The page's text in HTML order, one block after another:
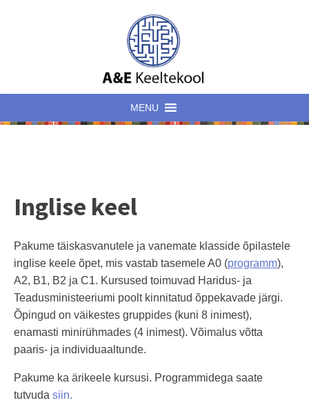
MENU
Inglise keel
Pakume täiskasvanutele ja vanemate klasside õpilastele
inglise keele õpet, mis vastab tasemele A0 (programm),
A2, B1, B2 ja C1. Kursused toimuvad Haridus- ja
Teadusministeeriumi poolt kinnitatud õppekavade järgi.
Õpingud on väikestes gruppides (kuni 8 inimest),
enamasti minirühmades (4 inimest). Võimalus võtta
paaris- ja individuaaltunde.
Pakume ka ärikeele kursusi. Programmidega saate
tutvuda siin.